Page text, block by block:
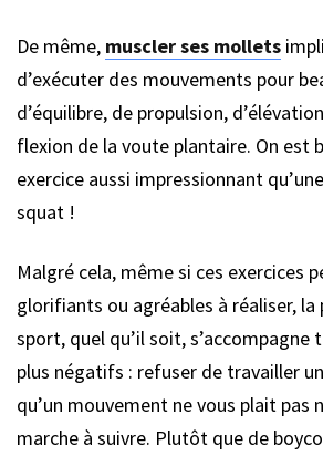
De même, muscler ses mollets
d’exécuter des mouvements pour
d’équilibre, de propulsion,
flexion de la voute plantaire. On est
exercice aussi impressionnant
squat !
Malgré cela, même si ces exercices
glorifiants ou agréables à réaliser, la
sport, quel qu’il soit, s’accompagne
plus négatifs : refuser de travailler
qu’un mouvement ne vous plait pas
marche à suivre. Plutôt que de